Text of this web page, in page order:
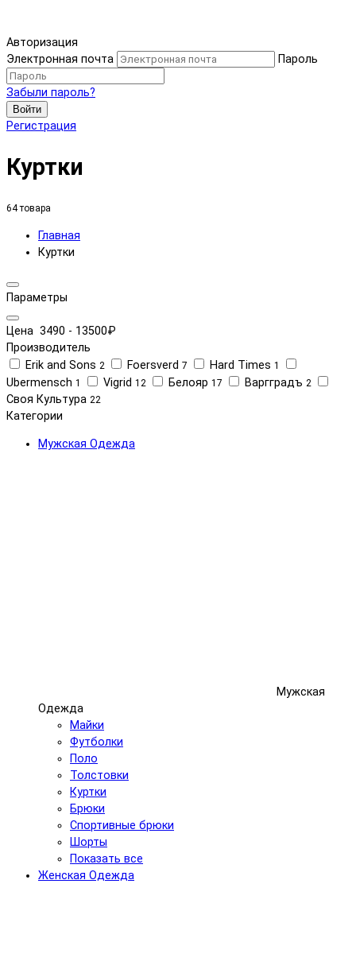
Авторизация
Электронная почта
Пароль
Забыли пароль?
Войти
Регистрация
Куртки
64 товара
Главная
Куртки
Параметры
Цена 3490 - 13500₽
Производитель
Erik and Sons 2 Foersverd 7 Hard Times 1
Ubermensch 1 Vigrid 12 Белояр 17 Варгградъ 2
Своя Культура 22
Категории
Мужская Одежда
Мужская
Одежда
Майки
Футболки
Поло
Толстовки
Куртки
Брюки
Спортивные брюки
Шорты
Показать все
Женская Одежда